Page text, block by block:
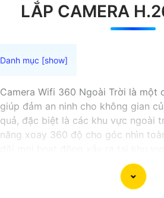
LẮP CAMERA
Camera Wifi 360 Ngoài Trời là một
giúp đảm an ninh cho không gian
quả, đặc biệt là các khu vực ngoài
năng xoay 360 độ cho góc nhìn
các chi tiết trong khung hình sẽ
Camera được thiết kế chắc chắn,